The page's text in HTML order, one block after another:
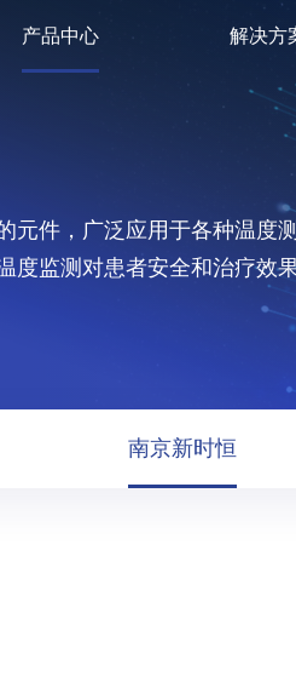
产品中心 解决方
元件，广泛应用于各种温度
度监测对患者安全和治疗效
南京新时恒